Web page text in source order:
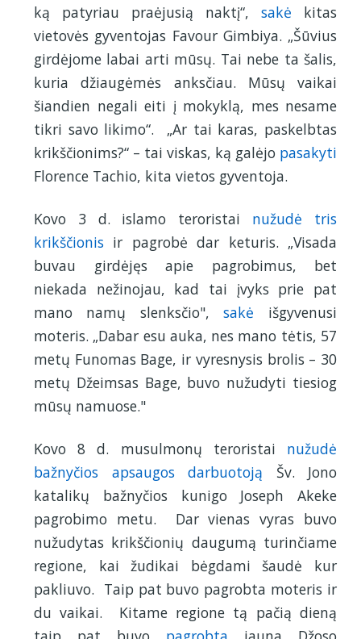
ką patyriau praėjusią naktį“, sakė kitas
vietovės gyventojas Favour Gimbiya. „Šūvius
girdėjome labai arti mūsų. Tai nebe ta šalis,
kuria džiaugėmės anksčiau. Mūsų vaikai
šiandien negali eiti į mokyklą, mes nesame
tikri savo likimo“. „Ar tai karas, paskelbtas
krikščionims?“ – tai viskas, ką galėjo pasakyti
Florence Tachio, kita vietos gyventoja.
Kovo 3 d. islamo teroristai nužudė tris
krikščionis ir pagrobė dar keturis. „Visada
buvau girdėjęs apie pagrobimus, bet
niekada nežinojau, kad tai įvyks prie pat
mano namų slenksčio", sakė išgyvenusi
moteris. „Dabar esu auka, nes mano tėtis, 57
metų Funomas Bage, ir vyresnysis brolis – 30
metų Džeimsas Bage, buvo nužudyti tiesiog
mūsų namuose."
Kovo 8 d. musulmonų teroristai nužudė
bažnyčios apsaugos darbuotoją Šv. Jono
katalikų bažnyčios kunigo Joseph Akeke
pagrobimo metu. Dar vienas vyras buvo
nužudytas krikščionių daugumą turinčiame
regione, kai žudikai bėgdami šaudė kur
pakliuvo. Taip pat buvo pagrobta moteris ir
du vaikai. Kitame regione tą pačią dieną